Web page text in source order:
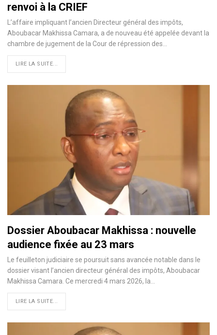
renvoi à la CRIEF
L’affaire impliquant l’ancien Directeur général des impôts,
Aboubacar Makhissa Camara, a de nouveau été appelée devant la
chambre de jugement de la Cour de répression des…
LIRE LA SUITE...
Dossier Aboubacar Makhissa : nouvelle
audience fixée au 23 mars
Le feuilleton judiciaire se poursuit sans avancée notable dans le
dossier visant l’ancien directeur général des impôts, Aboubacar
Makhissa Camara. Ce mercredi 4 mars 2026, la…
LIRE LA SUITE...